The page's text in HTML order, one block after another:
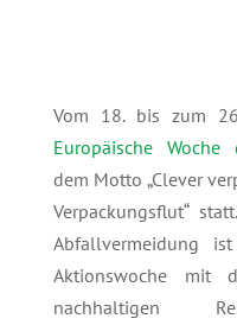
Vom 18. bis zum
Europäische
dem Motto „Clever
Verpackungsflut“
Abfallvermeidung
Aktionswoche mit
nachhaltigen